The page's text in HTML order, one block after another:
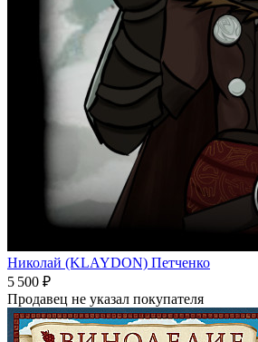
Николай (KLAYDON) Петченко
5 500 ₽
Продавец не указал покупателя